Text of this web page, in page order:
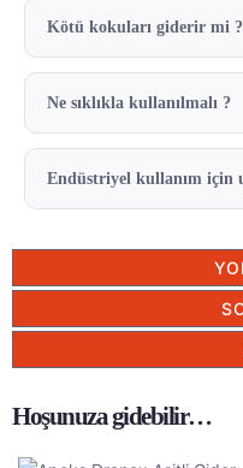
Kötü kokuları giderir mi ?
Ne sıklıkla kullanılmalı ?
Endüstriyel kullanım için
Hoşunuza gidebilir…